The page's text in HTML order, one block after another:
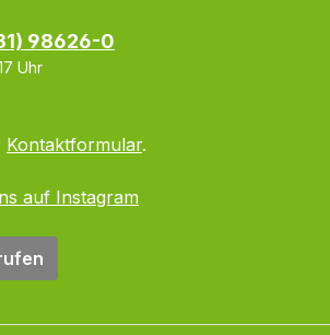
98626-0
Uhr
Kontaktformular.
auf Instagram